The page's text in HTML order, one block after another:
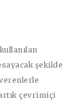
şekilde
çevrimiçi